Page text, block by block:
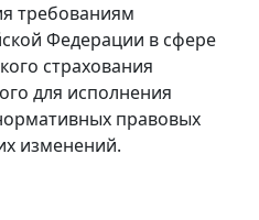
требованиям
Федерации в сфере
страхования
для исполнения
правовых
изменений.